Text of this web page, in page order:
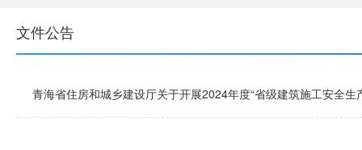
文件公告
青海省住房和城乡建设厅关于开展2024年度“省级建筑施工安全